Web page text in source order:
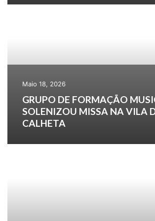
Maio 18, 2026
GRUPO DE FORMAÇÃO
SOLENIZOU MISSA NA VILA
CALHETA